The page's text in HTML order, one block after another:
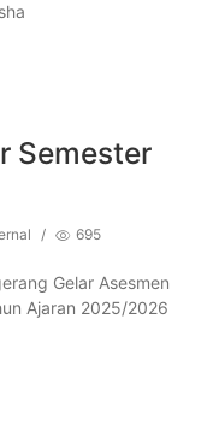
Semester
/ 695
Gelar Asesmen
Ajaran 2025/2026